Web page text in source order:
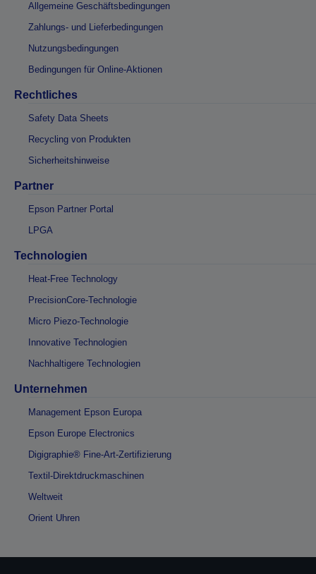
Allgemeine Geschäftsbedingungen
Zahlungs- und Lieferbedingungen
Nutzungsbedingungen
Bedingungen für Online-Aktionen
Rechtliches
Safety Data Sheets
Recycling von Produkten
Sicherheitshinweise
Partner
Epson Partner Portal
LPGA
Technologien
Heat-Free Technology
PrecisionCore-Technologie
Micro Piezo-Technologie
Innovative Technologien
Nachhaltigere Technologien
Unternehmen
Management Epson Europa
Epson Europe Electronics
Digigraphie® Fine-Art-Zertifizierung
Textil-Direktdruckmaschinen
Weltweit
Orient Uhren